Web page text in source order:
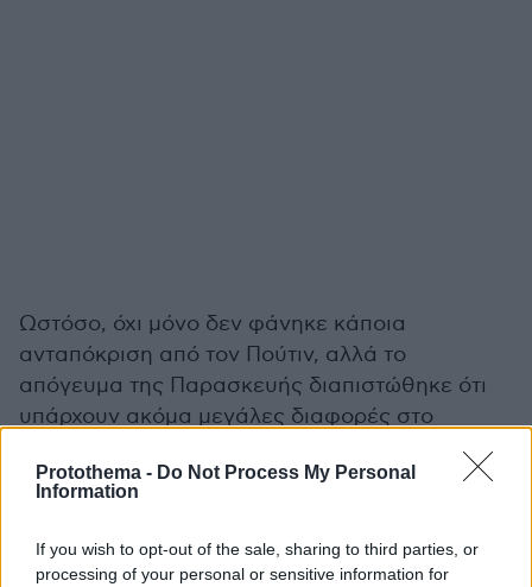
Protothema - Do Not Process My Personal
Information
If you wish to opt-out of the sale, sharing to third parties, or
processing of your personal or sensitive information for
Ωστόσο, όχι μόνο δεν φάνηκε κάποια
ανταπόκριση από τον Πούτιν, αλλά το
απόγευμα της Παρασκευής διαπιστώθηκε ότι
υπάρχουν ακόμα μεγάλες διαφορές στο
τραπέζι των διαπραγματεύσεων, που διεξάγουν
οι αντιπροσωπείες των δύο χωρών.
Ενώ ο επικεφαλής της ρωσικής
αντιπροσωπείας,Βλαντιμίρ Μεντίνσκι,δήλωνε